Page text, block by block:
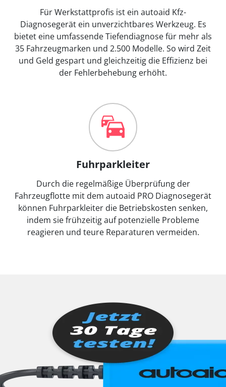
Für Werkstattprofis ist ein autoaid Kfz-
Diagnosegerät ein unverzichtbares Werkzeug. Es
bietet eine umfassende Tiefendiagnose für mehr als
35 Fahrzeugmarken und 2.500 Modelle. So wird Zeit
und Geld gespart und gleichzeitig die Effizienz bei
der Fehlerbehebung erhöht.
Fuhrparkleiter
Durch die regelmäßige Überprüfung der
Fahrzeugflotte mit dem autoaid PRO Diagnosegerät
können Fuhrparkleiter die Betriebskosten senken,
indem sie frühzeitig auf potenzielle Probleme
reagieren und teure Reparaturen vermeiden.